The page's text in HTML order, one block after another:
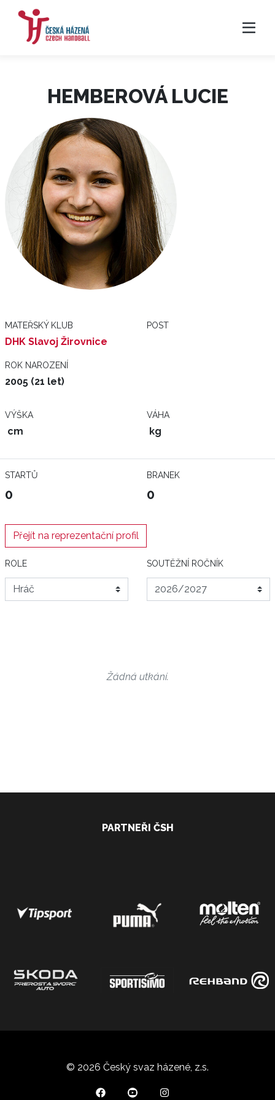
HEMBEROVÁ LUCIE
MATEŘSKÝ KLUB
DHK Slavoj Žirovnice
POST
ROK NAROZENÍ
2005 (21 let)
VÝŠKA
cm
VÁHA
kg
STARTŮ
0
BRANEK
0
Přejít na reprezentační profil
ROLE SOUTĚŽNÍ ROČNÍK
Žádná utkání.
PARTNEŘI ČSH
© 2026 Český svaz házené, z.s.